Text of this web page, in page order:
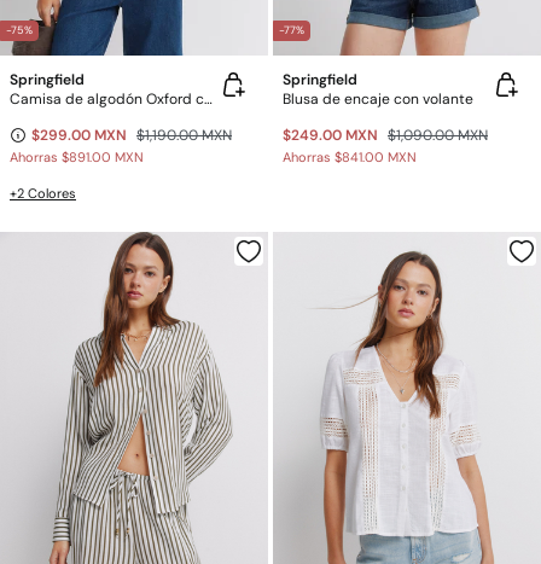
-75%
Springfield
Camisa de algodón Oxford con escote en PICO
$299.00 MXN $1,190.00 MXN
Ahorras $891.00 MXN
+2 Colores
-77%
Springfield
Blusa de encaje con volante
$249.00 MXN $1,090.00 MXN
Ahorras $841.00 MXN